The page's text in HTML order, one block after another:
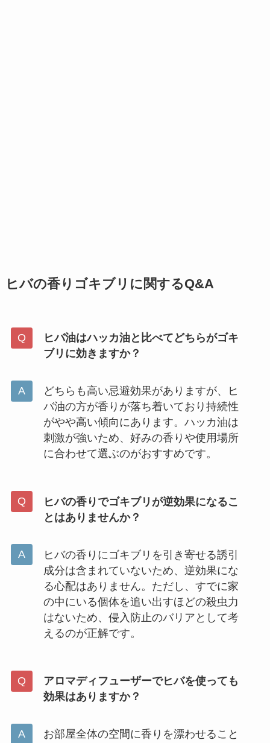
ヒバの香りゴキブリに関するQ&A
ヒバ油はハッカ油と比べてどちらがゴキ
ブリに効きますか？
どちらも高い忌避効果がありますが、ヒ
バ油の方が香りが落ち着いており持続性
がやや高い傾向にあります。ハッカ油は
刺激が強いため、好みの香りや使用場所
に合わせて選ぶのがおすすめです。
ヒバの香りでゴキブリが逆効果になるこ
とはありませんか？
ヒバの香りにゴキブリを引き寄せる誘引
成分は含まれていないため、逆効果にな
る心配はありません。ただし、すでに家
の中にいる個体を追い出すほどの殺虫力
はないため、侵入防止のバリアとして考
えるのが正解です。
アロマディフューザーでヒバを使っても
効果はありますか？
お部屋全体の空間に香りを漂わせること